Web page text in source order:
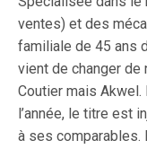
ventes) et des
familiale de 45 ans
vient de changer de
Coutier mais Akwel.
l’année, le titre est
à ses comparables.